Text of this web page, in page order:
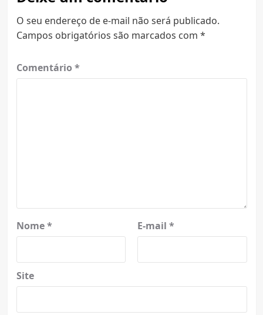
O seu endereço de e-mail não será publicado.
Campos obrigatórios são marcados com *
Comentário *
Nome* E-mail *
Site